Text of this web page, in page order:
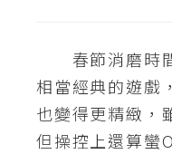
H
T
M
春節消磨時間
相當經典的遊戲
也變得更精緻，
但操控上還算蠻